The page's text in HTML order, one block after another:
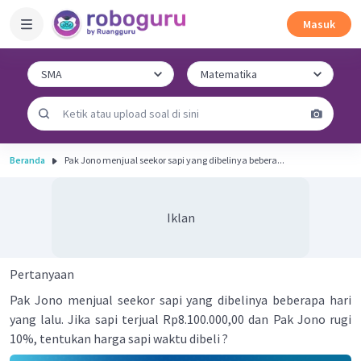
Masuk
Beranda Pak Jono menjual seekor sapi yang dibelinya bebera...
Iklan
Pertanyaan
Pak Jono menjual seekor sapi yang dibelinya beberapa hari
yang lalu. Jika sapi terjual Rp8.100.000,00 dan Pak Jono rugi
10%, tentukan harga sapi waktu dibeli ?